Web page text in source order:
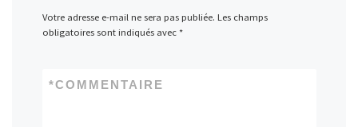
Votre adresse e-mail ne sera pas publiée. Les champs
obligatoires sont indiqués avec *
COMMENTAIRE
*